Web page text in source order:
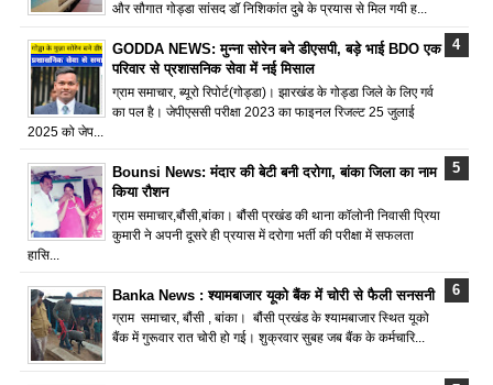
और सौगात गोड्डा सांसद डॉ निशिकांत दुबे के प्रयास से मिल गयी ह...
GODDA NEWS: मुन्ना सोरेन बने डीएसपी, बड़े भाई BDO एक
परिवार से प्रशासनिक सेवा में नई मिसाल
ग्राम समाचार, ब्यूरो रिपोर्ट(गोड्डा)। झारखंड के गोड्डा जिले के लिए गर्व
का पल है। जेपीएससी परीक्षा 2023 का फाइनल रिजल्ट 25 जुलाई
2025 को जेप...
Bounsi News: मंदार की बेटी बनी दरोगा, बांका जिला का नाम
किया रौशन
ग्राम समाचार,बौंसी,बांका। बौंसी प्रखंड की थाना कॉलोनी निवासी प्रिया
कुमारी ने अपनी दूसरे ही प्रयास में दरोगा भर्ती की परीक्षा में सफलता
हासि...
Banka News : श्यामबाजार यूको बैंक में चोरी से फैली सनसनी
ग्राम समाचार, बौंसी , बांका। बौंसी प्रखंड के श्यामबाजार स्थित यूको
बैंक में गुरूवार रात चोरी हो गई। शुक्रवार सुबह जब बैंक के कर्मचारि...